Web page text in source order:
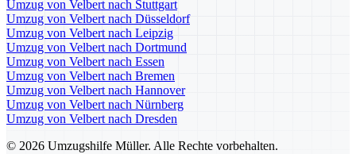
Umzug von Velbert nach Stuttgart
Umzug von Velbert nach Düsseldorf
Umzug von Velbert nach Leipzig
Umzug von Velbert nach Dortmund
Umzug von Velbert nach Essen
Umzug von Velbert nach Bremen
Umzug von Velbert nach Hannover
Umzug von Velbert nach Nürnberg
Umzug von Velbert nach Dresden
© 2026 Umzugshilfe Müller. Alle Rechte vorbehalten.